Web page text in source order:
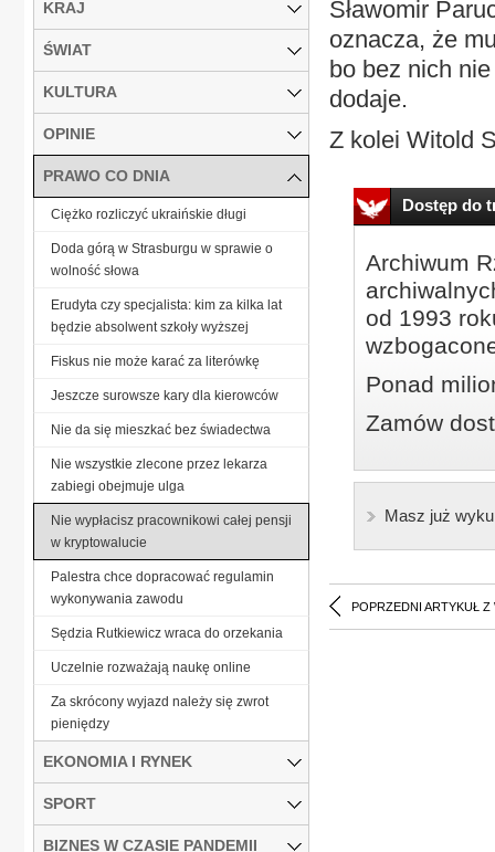
Sławomir
oznacza, że
bo bez nich
dodaje.
Z kolei Witold
Dostęp do
Archiwum
od 1993
Ponad
Zamów
Masz już
POPRZEDNI ARTYKUŁ Z
KRAJ
ŚWIAT
KULTURA
OPINIE
PRAWO CO DNIA
Ciężko rozliczyć ukraińskie długi
Doda górą w Strasburgu w sprawie o
wolność słowa
Erudyta czy specjalista: kim za kilka lat
będzie absolwent szkoły wyższej
Fiskus nie może karać za literówkę
Jeszcze surowsze kary dla kierowców
Nie da się mieszkać bez świadectwa
Nie wszystkie zlecone przez lekarza
zabiegi obejmuje ulga
Nie wypłacisz pracownikowi całej pensji
w kryptowalucie
Palestra chce dopracować regulamin
wykonywania zawodu
Sędzia Rutkiewicz wraca do orzekania
Uczelnie rozważają naukę online
Za skrócony wyjazd należy się zwrot
pieniędzy
EKONOMIA I RYNEK
SPORT
BIZNES W CZASIE PANDEMII